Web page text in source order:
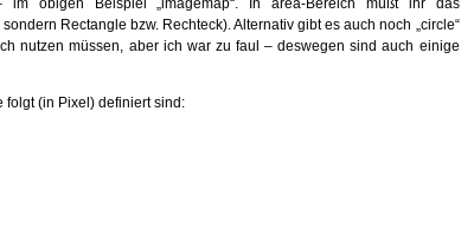
obigen Beispiel „imagemap“. In area-Bereich müßt ihr das
Rectangle bzw. Rechteck). Alternativ gibt es auch noch „circle“
nutzen müssen, aber ich war zu faul – deswegen sind auch einige
(in Pixel) definiert sind: